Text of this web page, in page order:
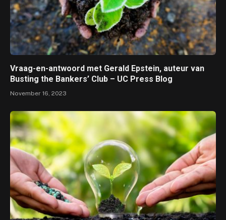
Vraag-en-antwoord met Gerald Epstein, auteur van
Busting the Bankers’ Club – UC Press Blog
November 16, 2023